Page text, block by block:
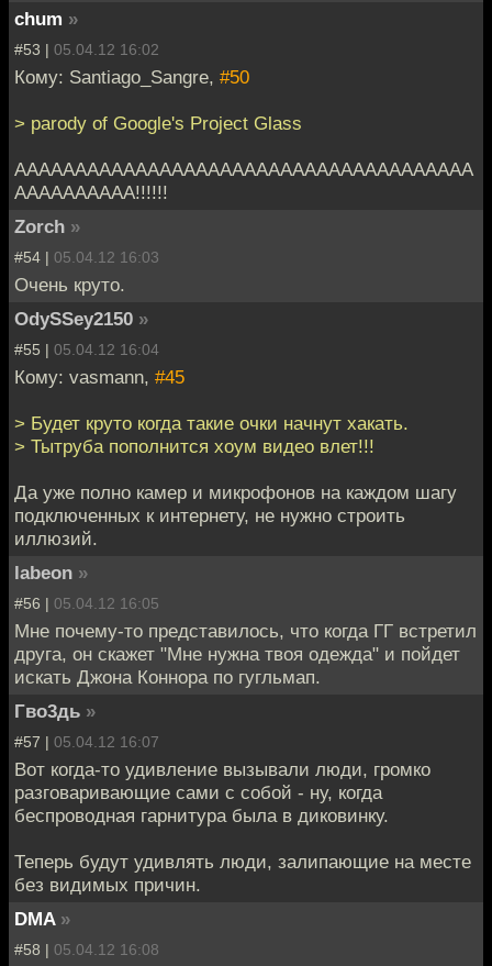
chum »
#53 | 05.04.12 16:02
Кому: Santiago_Sangre, #50
> parody of Google's Project Glass
АААААААААААААААААААААААААААААААААААААА
АААААААААА!!!!!!
Zorch »
#54 | 05.04.12 16:03
Очень круто.
OdySSey2150 »
#55 | 05.04.12 16:04
Кому: vasmann, #45
> Будет круто когда такие очки начнут хакать.
> Тытруба пополнится хоум видео влет!!!
Да уже полно камер и микрофонов на каждом шагу
подключенных к интернету, не нужно строить
иллюзий.
labeon »
#56 | 05.04.12 16:05
Мне почему-то представилось, что когда ГГ встретил
друга, он скажет "Мне нужна твоя одежда" и пойдет
искать Джона Коннора по гугльмап.
Гво3дь »
#57 | 05.04.12 16:07
Вот когда-то удивление вызывали люди, громко
разговаривающие сами с собой - ну, когда
беспроводная гарнитура была в диковинку.
Теперь будут удивлять люди, залипающие на месте
без видимых причин.
DMA »
#58 | 05.04.12 16:08